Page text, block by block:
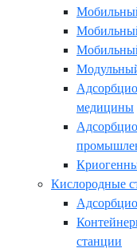
медицины
Кислородные
станции